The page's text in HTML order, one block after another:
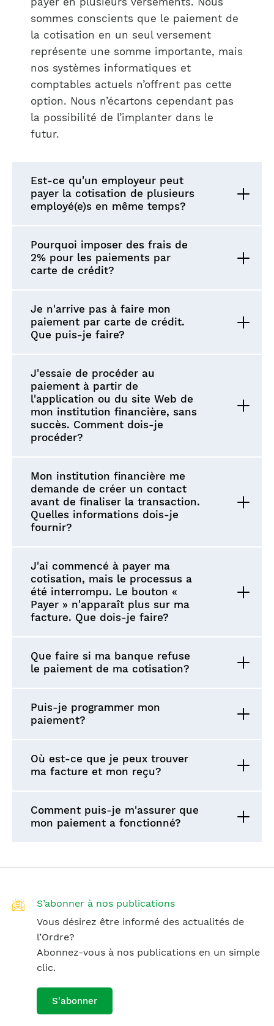
sommes conscients que le paiement de
la cotisation en un seul versement
représente une somme importante, mais
nos systèmes informatiques et
comptables actuels n’offrent pas cette
option. Nous n’écartons cependant pas
la possibilité de l’implanter dans le
futur.
Est-ce qu'un employeur peut
payer la cotisation de plusieurs
employé(e)s en même temps?
Pourquoi imposer des frais de
2% pour les paiements par
carte de crédit?
Je n'arrive pas à faire mon
paiement par carte de crédit.
Que puis-je faire?
J'essaie de procéder au
paiement à partir de
l'application ou du site Web de
mon institution financière, sans
succès. Comment dois-je
procéder?
Mon institution financière me
demande de créer un contact
avant de finaliser la transaction.
Quelles informations dois-je
fournir?
J'ai commencé à payer ma
cotisation, mais le processus a
été interrompu. Le bouton «
Payer » n'apparaît plus sur ma
facture. Que dois-je faire?
Que faire si ma banque refuse
le paiement de ma cotisation?
Puis-je programmer mon
paiement?
Où est-ce que je peux trouver
ma facture et mon reçu?
Comment puis-je m'assurer que
mon paiement a fonctionné?
S’abonner à nos publications
Vous désirez être informé des actualités de
l’Ordre?
Abonnez-vous à nos publications en un simple
clic.
S'abonner